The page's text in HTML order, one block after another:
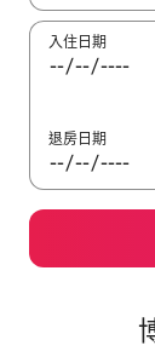
入住日期
退房日期